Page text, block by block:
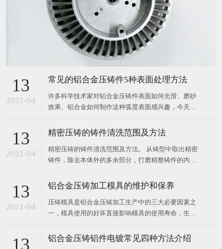
13
2021-04
常见的铝合金压铸件5种表面处理方法
许多科学技术家对铝合金压铸件表面如何光滑、磨砂
效果、铝合金如何制作这种弧度表面感兴趣，今天由
法1:铝磷化。 采用SEM、XRD、电位一时曲线、膜重
Ni2+、Zn2+、P
13
2021-04
精密压铸的铸件清洗范围及方法
精密压铸的铸件清洗范围及方法。 从铸型中取出精密
铸件，除去本体外的多余部分，打磨精整铸件的内外
清洗是用机械设备清洗铸件。使用的设备简单，生产
具有可以除芯
13
2021-04
铝合金压铸加工模具的维护和保养
压铸模具是铝合金压铸加工生产中的三大必要因素之
一，模具使用的好坏直接影响模具的使用寿命，生产
来说，模具的良好维护是正常生产顺利进行的有力保
13 铝合金压铸铝件电镀常见四种方法介绍